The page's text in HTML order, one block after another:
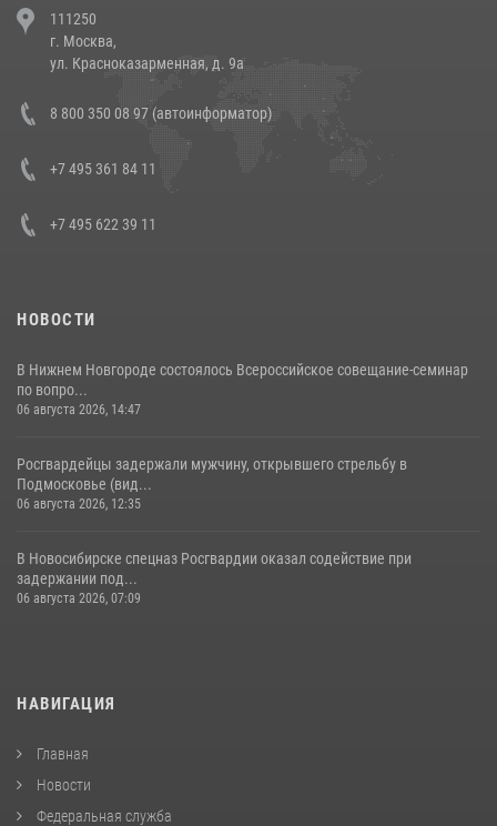
напавших на бригаду скорой помощи (видео)
14 июля 2026, 12:20
В Росгвардии прошла военно-научная конференция по обобщению
боевого опыта
111250
г. Москва,
ул. Красноказарменная, д. 9а
8 800 350 08 97 (автоинформатор)
+7 495 361 84 11
+7 495 622 39 11
НОВОСТИ
В Нижнем Новгороде состоялось Всероссийское совещание-семинар
по вопро...
06 августа 2026, 14:47
Росгвардейцы задержали мужчину, открывшего стрельбу в
Подмосковье (вид...
06 августа 2026, 12:35
В Новосибирске спецназ Росгвардии оказал содействие при
задержании под...
06 августа 2026, 07:09
НАВИГАЦИЯ
Главная
Новости
Федеральная служба